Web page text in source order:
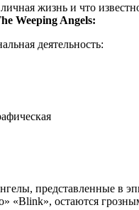
жизнь и что
Weeping Angels:
деятельность:
представленные в
«Blink», остаются